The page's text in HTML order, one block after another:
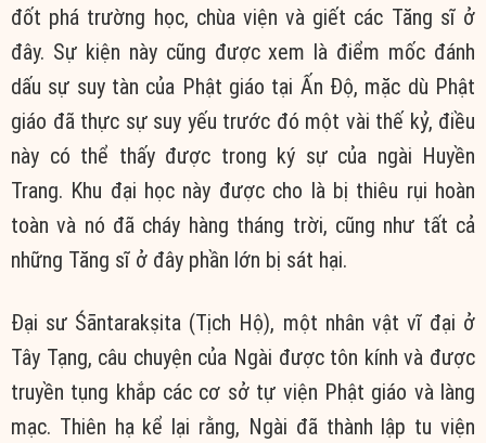
đốt phá trường học, chùa viện và giết các Tăng sĩ ở
đây. Sự kiện này cũng được xem là điểm mốc đánh
dấu sự suy tàn của Phật giáo tại Ấn Độ, mặc dù Phật
giáo đã thực sự suy yếu trước đó một vài thế kỷ, điều
này có thể thấy được trong ký sự của ngài Huyền
Trang. Khu đại học này được cho là bị thiêu rụi hoàn
toàn và nó đã cháy hàng tháng trời, cũng như tất cả
những Tăng sĩ ở đây phần lớn bị sát hại.
Đại sư Śāntarakṣita (Tịch Hộ), một nhân vật vĩ đại ở
Tây Tạng, câu chuyện của Ngài được tôn kính và được
truyền tụng khắp các cơ sở tự viện Phật giáo và làng
mạc. Thiên hạ kể lại rằng, Ngài đã thành lập tu viện